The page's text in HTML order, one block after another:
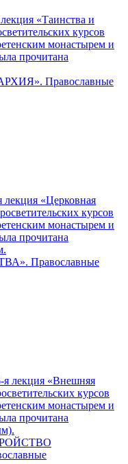
«Таинства и
курсов
монастырем и
прочитана
Православные
лекция «Церковная
курсов
монастырем и
прочитана
Православные
я лекция «Внешняя
курсов
монастырем и
прочитана